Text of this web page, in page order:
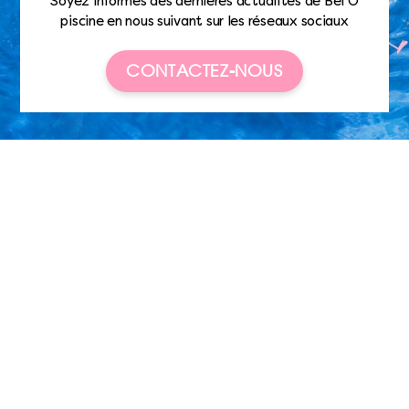
piscine en nous suivant sur les réseaux sociaux
CONTACTEZ-NOUS